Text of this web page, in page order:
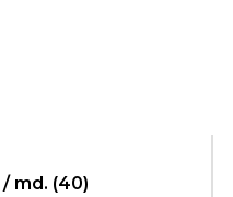
md. (40)